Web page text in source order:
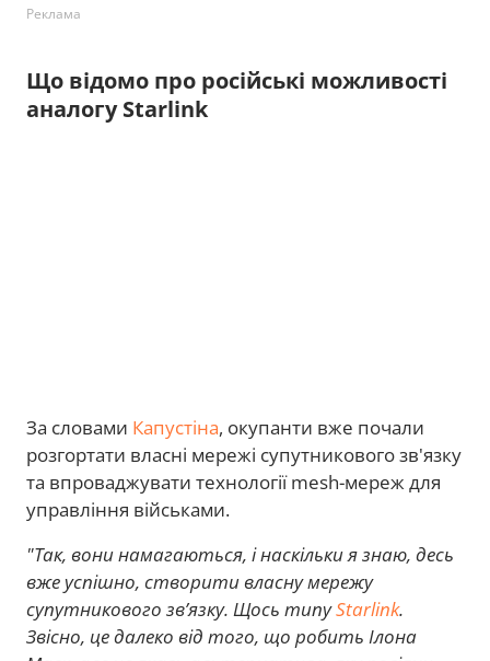
Реклама
Що відомо про російські можливості
аналогу Starlink
За словами Капустіна, окупанти вже почали
розгортати власні мережі супутникового зв'язку
та впроваджувати технології mesh-мереж для
управління військами.
"Так, вони намагаються, і наскільки я знаю, десь
вже успішно, створити власну мережу
супутникового зв’язку. Щось типуStarlink.
Звісно, це далеко від того, що робить Ілона